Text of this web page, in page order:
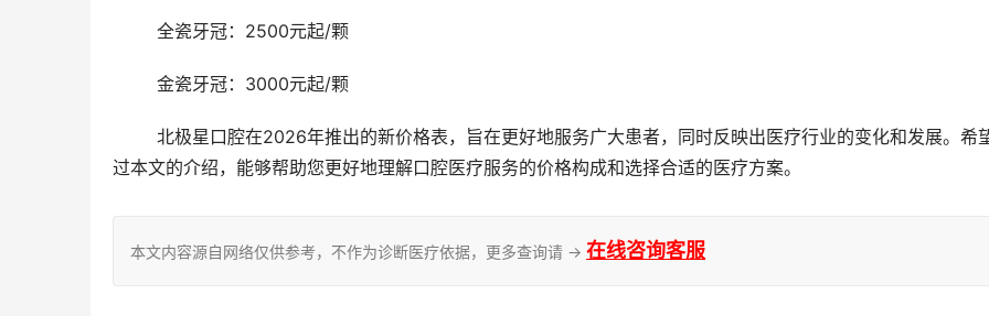
	全瓷牙冠：2500元起/颗
	金瓷牙冠：3000元起/颗
过本文的介绍，能够帮助您更好地理解口腔医疗服务的价格构成和选择合适的医疗方案。
本文内容源自网络仅供参考，不作为诊断医疗依据，更多查询请 → 在线咨询客服